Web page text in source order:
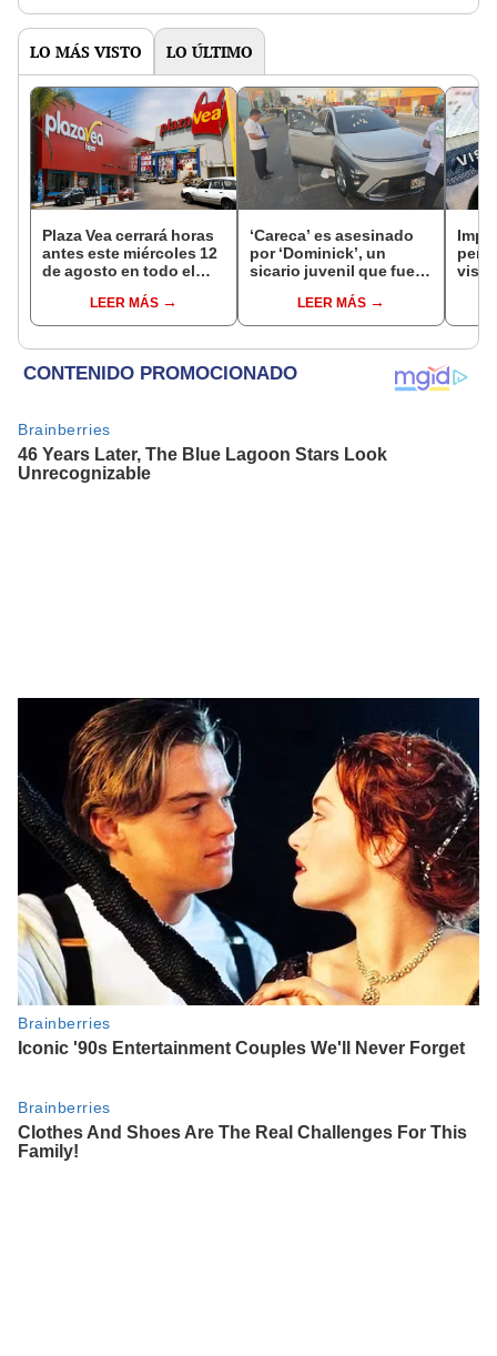
LO MÁS VISTO LO ÚLTIMO
Plaza Vea cerrará horas
antes este miércoles 12
de agosto en todo el
hasta las 7 p.m.
LEER MÁS
‘Careca’ es asesinado
por ‘Dominick’, un
sicario juvenil que fue
LEER MÁS